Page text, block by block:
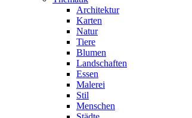
Architektur
Karten
Natur
Tiere
Blumen
Landschaften
Essen
Malerei
Stil
Menschen